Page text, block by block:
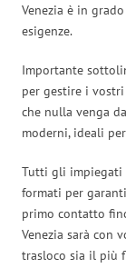
Venezia è in
esigenze.
Importante
per gestire i
che nulla venga
moderni, ideali
Tutti gli impiegati
formati per
primo contatto
Venezia sarà con
trasloco sia il più